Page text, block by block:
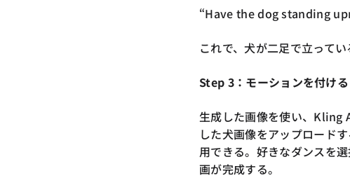
“Have the dog standing
これで、犬が二足で立ってい
Step 3：モーションを付ける
生成した画像を使い、
した犬画像をアップロード
用できる。好きなダンスを
画が完成する。